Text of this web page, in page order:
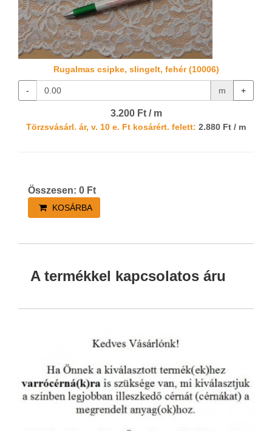
Rugalmas csipke, slingelt, fehér (10006)
- m +
3.200 Ft / m
Törzsvásárl. ár, v. 10 e. Ft kosárért. felett: 2.880 Ft / m
Összesen: 0 Ft
KOSÁRBA
A termékkel kapcsolatos áru